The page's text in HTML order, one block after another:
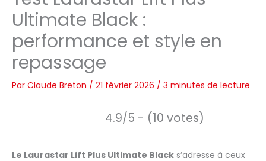
Ultimate Black :
performance et style en
repassage
Par Claude Breton / 21 février 2026 / 3 minutes de lecture
4.9/5 - (10 votes)
Le Laurastar Lift Plus Ultimate Black s’adresse à ceux